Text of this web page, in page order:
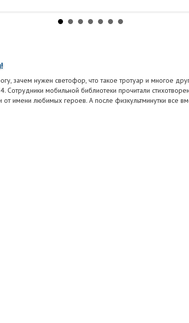
зачем нужен светофор, что такое тротуар и многое
Сотрудники мобильной библиотеки прочитали
от имени любимых героев. А после физкультминутки все